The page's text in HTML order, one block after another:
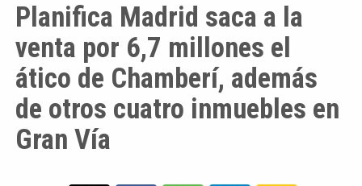
Planifica Madrid saca a la
venta por 6,7 millones el
ático de Chamberí, además
de otros cuatro inmuebles en
Gran Vía